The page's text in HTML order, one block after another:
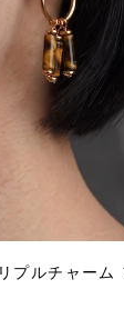
プルチャー